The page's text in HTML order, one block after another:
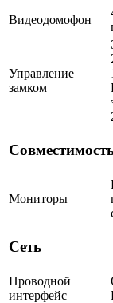
Видеодомофон
Управление
замком
Мониторы
Сеть
Проводной
интерфейс